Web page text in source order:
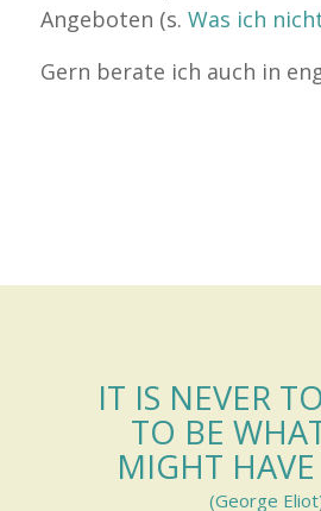
Angeboten (s. Was ich
Gern berate ich auch in
IT IS NEVER
TO BE
MIGHT
(George